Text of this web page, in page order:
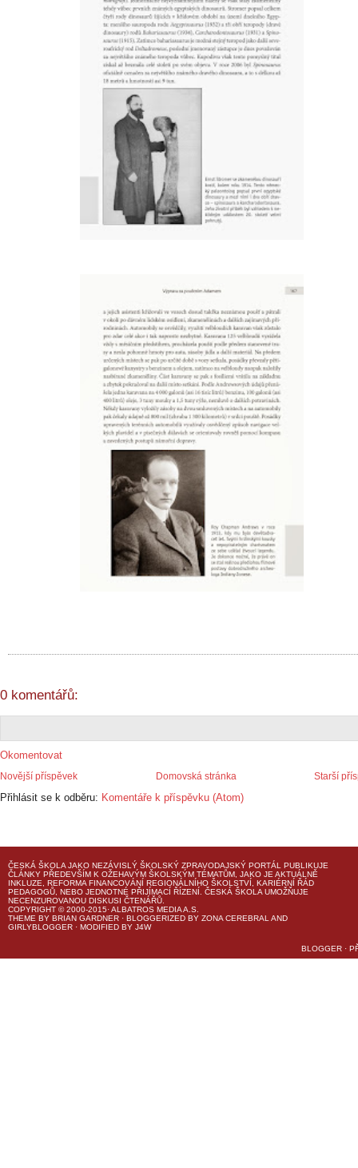
0 komentářů:
Okomentovat
Novější příspěvek Starší
Domovská stránka
Přihlásit se k odběru: Komentáře k příspěvku (Atom)
ČESKÁ ŠKOLA JAKO NEZÁVISLÝ ŠKOLSKÝ ZPRAVODAJSKÝ PORTÁL PUBLIKUJE
ČLÁNKY PŘEDEVŠÍM K OŽEHAVÝM ŠKOLSKÝM TÉMATŮM, JAKO JE AKTUÁLNĚ
INKLUZE, REFORMA FINANCOVÁNÍ REGIONÁLNÍHO ŠKOLSTVÍ, KARIÉRNÍ ŘÁD
PEDAGOGŮ, NEBO JEDNOTNÉ PŘIJÍMACÍ ŘÍZENÍ. ČESKÁ ŠKOLA UMOŽŇUJE
NECENZUROVANOU DISKUSI ČTENÁŘŮ.
COPYRIGHT © 2000-2015· ALBATROS MEDIA A.S.
THEME BY BRIAN GARDNER · BLOGGERIZED BY ZONA CEREBRAL AND
GIRLYBLOGGER · MODIFIED BY J4W
BLOGGER ·